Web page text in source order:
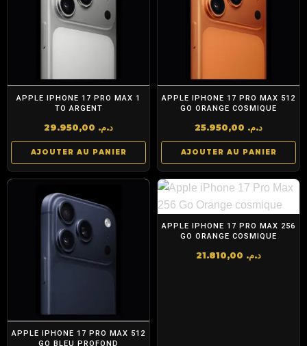
APPLE IPHONE 17 PRO MAX 1
TO ARGENT
د.م.
AJOUTER AU PANIER
APPLE IPHONE 17 PRO MAX 512
GO ORANGE COSMIQUE
د.م.
AJOUTER AU PANIER
APPLE IPHONE 17 PRO MAX 512
GO BLEU PROFOND
APPLE IPHONE 17 PRO MAX 256
GO ORANGE COSMIQUE
د.م.